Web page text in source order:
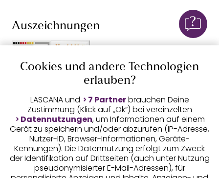
Auszeichnungen
Geprüfte Sicherheit
Unsere Apps
Cookies und andere Technologien
erlauben?
LASCANA und 7 Partnerbrauchen Deine
Zustimmung (Klick auf „Ok”) bei vereinzelten
Datennutzungen, um Informationen auf einem
Gerät zu speichern und/oder abzurufen (IP-Adresse,
Nutzer-ID, Browser-Informationen, Geräte-
Kennungen). Die Datennutzung erfolgt zum Zweck
der Identifikation auf Drittseiten (auch unter Nutzung
pseudonymisierter E-Mail-Adressen), für